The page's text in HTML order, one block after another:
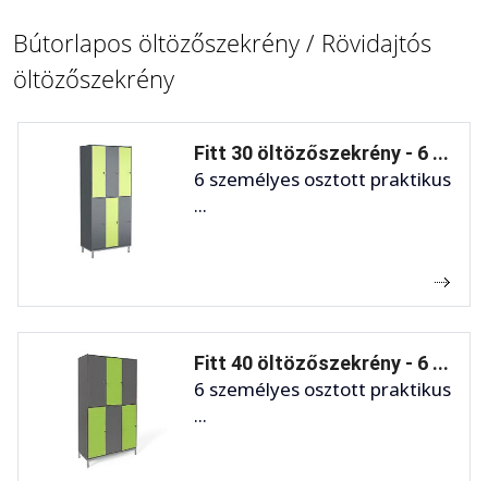
Bútorlapos öltözőszekrény / Rövidajtós
öltözőszekrény
Fitt 30 öltözőszekrény - 6 ...
6 személyes osztott praktikus
...
Fitt 40 öltözőszekrény - 6 ...
6 személyes osztott praktikus
...